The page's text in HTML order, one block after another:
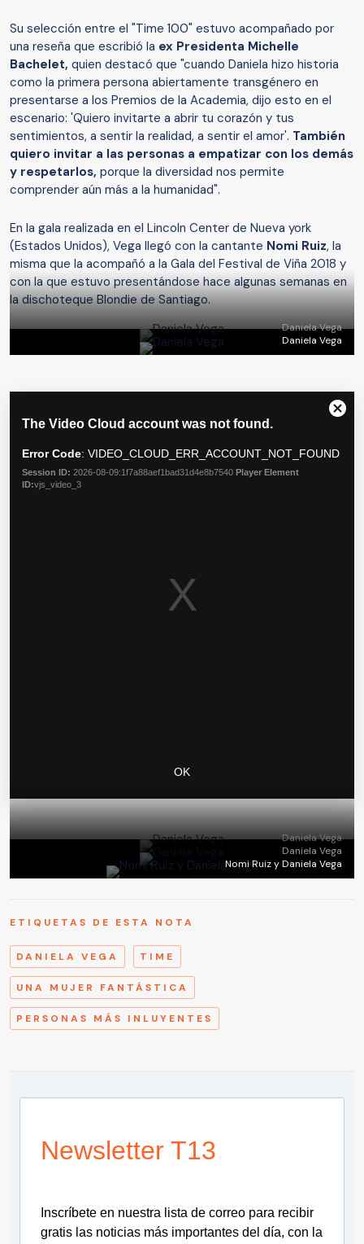
Su selección entre el "Time 100" estuvo acompañado por
una reseña que escribió la ex Presidenta Michelle
Bachelet, quien destacó que "cuando Daniela hizo historia
como la primera persona abiertamente transgénero en
presentarse a los Premios de la Academia, dijo esto en el
escenario: 'Quiero invitarte a abrir tu corazón y tus
sentimientos, a sentir la realidad, a sentir el amor'. También
quiero invitar a las personas a empatizar con los demás
y respetarlos, porque la diversidad nos permite
comprender aún más a la humanidad".
En la gala realizada en el Lincoln Center de Nueva york
(Estados Unidos), Vega llegó con la cantante Nomi Ruiz, la
misma que la acompañó a la Gala del Festival de Viña 2018 y
con la que estuvo presentándose hace algunas semanas en
la dischoteque Blondie de Santiago.
Daniela Vega
Daniela Vega
Daniela Vega
Daniela Vega
Nomi Ruiz y Daniela Vega
ETIQUETAS DE ESTA NOTA
DANIELA VEGA TIME
UNA MUJER FANTÁSTICA
PERSONAS MÁS INLUYENTES
Newsletter T13
Inscríbete en nuestra lista de correo para recibir
gratis las noticias más importantes del día, con la